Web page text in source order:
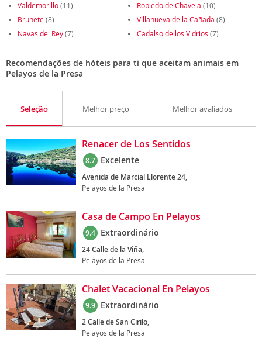
Valdemorillo(11) Robledo de Chavela (10)
Brunete(8) Villanueva de la Cañada (8)
Navas del Rey(7) Cadalso de los Vidrios (7)
Recomendações de hóteis para ti que aceitam animais em
Pelayos de la Presa
Seleção Melhor preço Melhor avaliados
Renacer de Los Sentidos
8.7 Excelente
Avenida de Marcial Llorente 24,
Pelayos de la Presa
Casa de Campo En Pelayos
9.4 Extraordinário
24 Calle de la Viña,
Pelayos de la Presa
Chalet Vacacional En Pelayos
9.9 Extraordinário
2 Calle de San Cirilo,
Pelayos de la Presa